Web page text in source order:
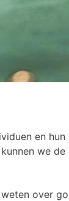
en
we
over